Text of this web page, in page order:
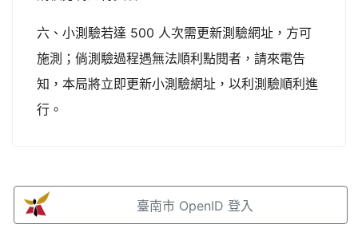
六、小測驗若達 500 人次需更新測驗網址，方可
施測；倘測驗過程遇無法順利點閱者，請來電告
知，本局將立即更新小測驗網址，以利測驗順利進
行。
臺南市 OpenID 登入